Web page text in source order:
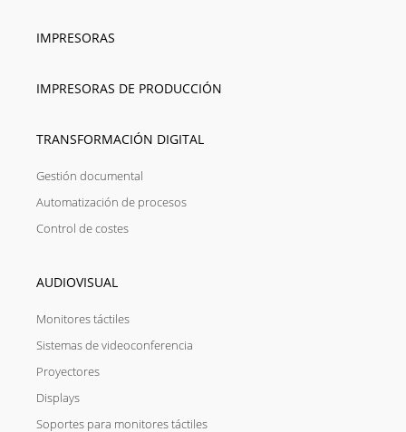
IMPRESORAS
IMPRESORAS DE PRODUCCIÓN
TRANSFORMACIÓN DIGITAL
Gestión documental
Automatización de procesos
Control de costes
AUDIOVISUAL
Monitores táctiles
Sistemas de videoconferencia
Proyectores
Displays
Soportes para monitores táctiles